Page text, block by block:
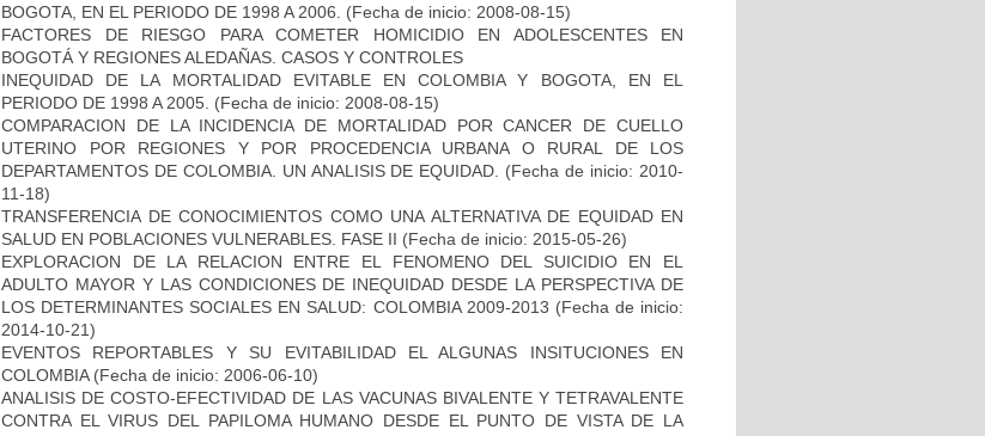
BOGOTA, EN EL PERIODO DE 1998 A 2006. (Fecha de inicio: 2008-08-15)
FACTORES DE RIESGO PARA COMETER HOMICIDIO EN ADOLESCENTES EN
BOGOTÁ Y REGIONES ALEDAÑAS. CASOS Y CONTROLES
INEQUIDAD DE LA MORTALIDAD EVITABLE EN COLOMBIA Y BOGOTA, EN EL
PERIODO DE 1998 A 2005. (Fecha de inicio: 2008-08-15)
COMPARACION DE LA INCIDENCIA DE MORTALIDAD POR CANCER DE CUELLO
UTERINO POR REGIONES Y POR PROCEDENCIA URBANA O RURAL DE LOS
DEPARTAMENTOS DE COLOMBIA. UN ANALISIS DE EQUIDAD. (Fecha de inicio: 2010-
11-18)
TRANSFERENCIA DE CONOCIMIENTOS COMO UNA ALTERNATIVA DE EQUIDAD EN
SALUD EN POBLACIONES VULNERABLES. FASE II (Fecha de inicio: 2015-05-26)
EXPLORACION DE LA RELACION ENTRE EL FENOMENO DEL SUICIDIO EN EL
ADULTO MAYOR Y LAS CONDICIONES DE INEQUIDAD DESDE LA PERSPECTIVA DE
LOS DETERMINANTES SOCIALES EN SALUD: COLOMBIA 2009-2013 (Fecha de inicio:
2014-10-21)
EVENTOS REPORTABLES Y SU EVITABILIDAD EL ALGUNAS INSITUCIONES EN
COLOMBIA (Fecha de inicio: 2006-06-10)
ANALISIS DE COSTO-EFECTIVIDAD DE LAS VACUNAS BIVALENTE Y TETRAVALENTE
CONTRA EL VIRUS DEL PAPILOMA HUMANO DESDE EL PUNTO DE VISTA DE LA